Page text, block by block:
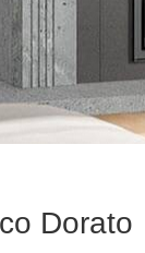
Dorato